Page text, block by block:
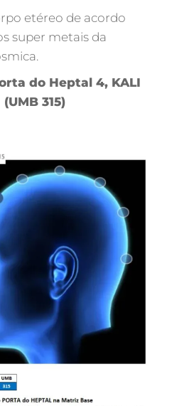
etéreo de acordo
super metais da
do Heptal 4, KALI
(UMB 315)